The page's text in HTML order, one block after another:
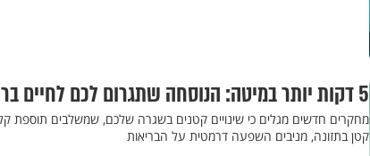
5 דקות יותר במיטה: הנוסחה שתגרום לכם לחיים בריאים יותר
מחקרים חדשים מגלים כי שינויים קטנים בשגרה שלכם, שמשלבים תוספת
קטן בתזונה, מניבים השפעה דרמטית על הבריאות